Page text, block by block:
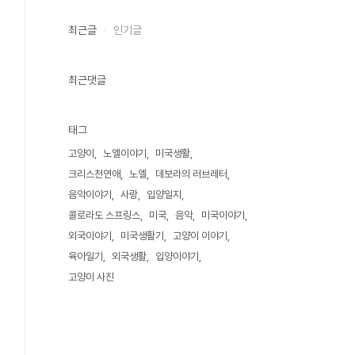
최근글 인기글
최근댓글
태그
고양이 노엘이야기
미국생활
크리스천연애
노엘
데보라의 러브레터
음악이야기
사랑
입양일지
콜로라도 스프링스
미국 음악
미국이야기
외국이야기
미국생활기
고양이 이야기
육아일기
외국생활
입양이야기
고양이 사진